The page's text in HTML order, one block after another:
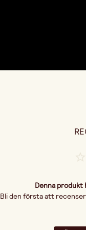
Denna produkt
Bli den första att